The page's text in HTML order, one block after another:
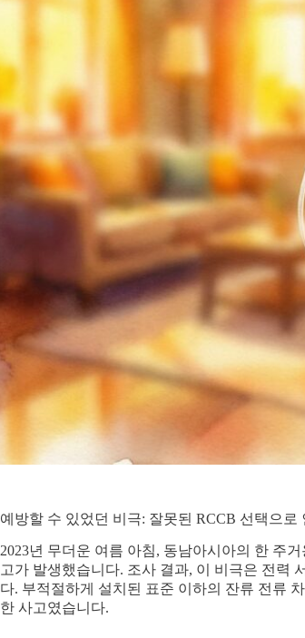
예방할 수 있었던 비극: 잘못된 RCCB 선택으로
2023년 무더운 여름 아침, 동남아시아의 한 주
고가 발생했습니다. 조사 결과, 이 비극은 전력
다. 부적절하게 설치된 표준 이하의 잔류 전류
한 사고였습니다.